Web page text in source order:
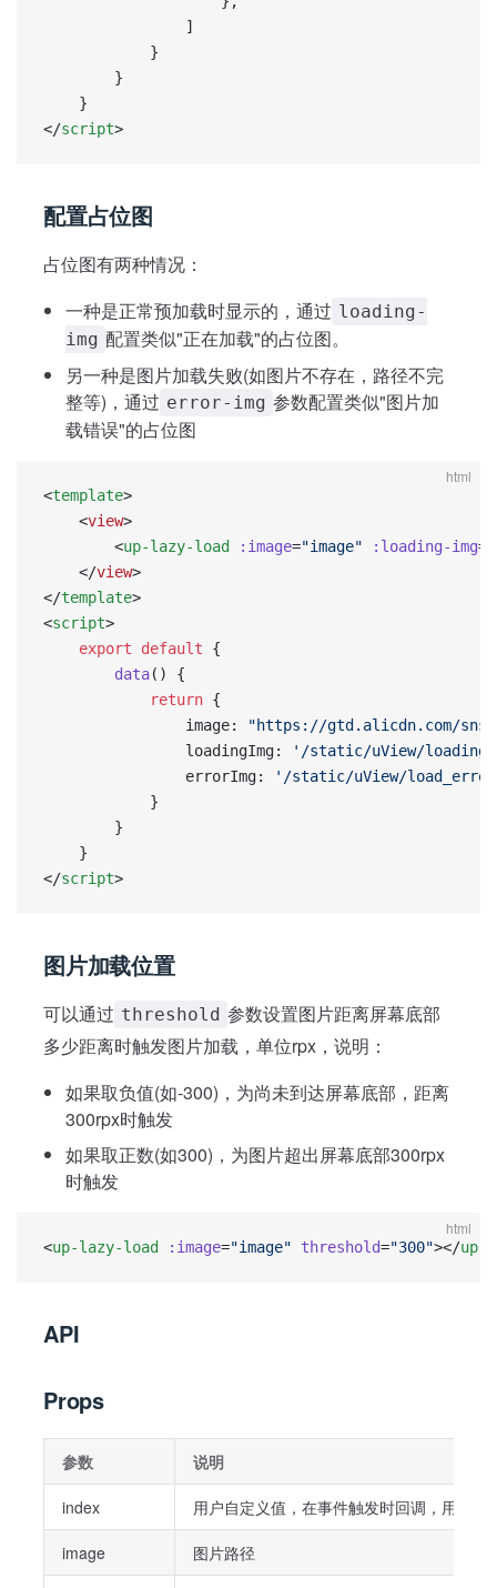
				]
			}
		}
	}
</script>
配置占位图
占位图有两种情况：
一种是正常预加载时显示的，通过 loading-
img 配置类似"正在加载"的占位图。
另一种是图片加载失败(如图片不存在，路径不完
整等)，通过 error-img 参数配置类似"图片加
载错误"的占位图
html
<template>
	<
view>
		<
up-lazy-load :image="image" :loading-img=
	</
view>
</template>
<script>
	export
default {
		data
() {
			return
{
				image:
"https://gtd.alicdn.com/
				loadingImg:
'/static/uView/
				errorImg:
'/static/uView/
			}
		}
	}
</script>
图片加载位置
可以通过 threshold 参数设置图片距离屏幕底部
多少距离时触发图片加载，单位rpx，说明：
如果取负值(如-300)，为尚未到达屏幕底部，距离
300rpx时触发
如果取正数(如300)，为图片超出屏幕底部300rpx
时触发
html
<up-lazy-load :image="image" threshold="300"></up-
API
Props
参数 说明
index 用户自定义值，在事件触发时回调，用以区
image 图片路径